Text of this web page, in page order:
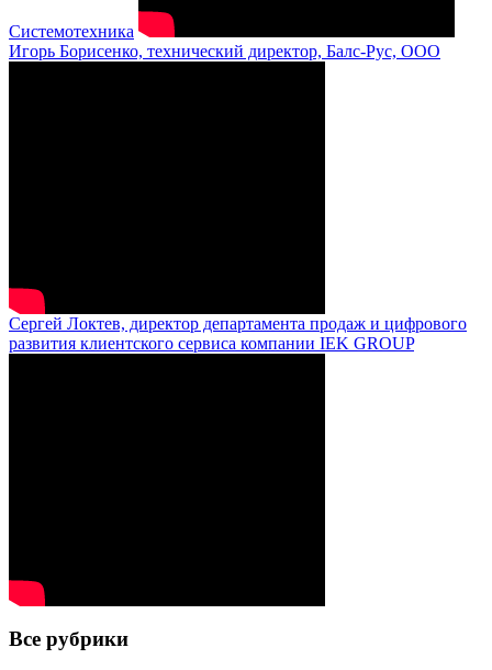
Системотехника
Игорь Борисенко, технический директор, Балс-Рус, ООО
Сергей Локтев, директор департамента продаж и цифрового
развития клиентского сервиса компании IEK GROUP
Все рубрики